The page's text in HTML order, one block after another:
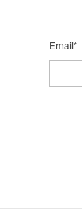
Email*